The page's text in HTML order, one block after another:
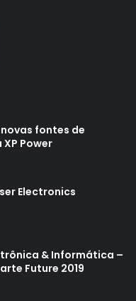
novas fontes de
Power
Electronics
& Informática –
Future 2019